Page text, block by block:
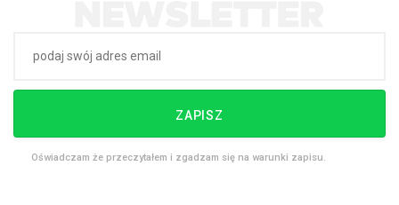
ZAPISZ
Oświadczam że przeczytałem i zgadzam się na warunki zapisu.